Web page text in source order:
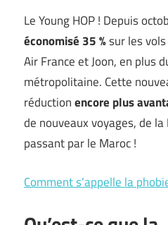
Le Young HOP ! Depuis
économisé 35 %sur les
Air France et Joon, en plus
métropolitaine. Cette
réductionencore plus
de nouveaux voyages, de
passant par le Maroc !
Comment s’appelle la